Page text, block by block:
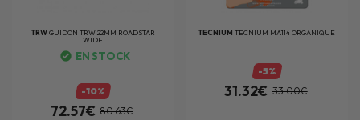
TRWGUIDON TRW 22MM ROADSTAR
WIDE
EN STOCK
-10%
72.57€ 80.63€
TECNIUMTECNIUM MA114 ORGANIQUE
-5%
31.32€ 33.00€